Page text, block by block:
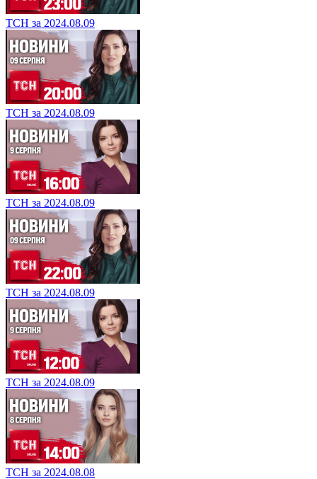
ТСН за 2024.08.09
ТСН за 2024.08.09
ТСН за 2024.08.09
ТСН за 2024.08.09
ТСН за 2024.08.09
ТСН за 2024.08.08